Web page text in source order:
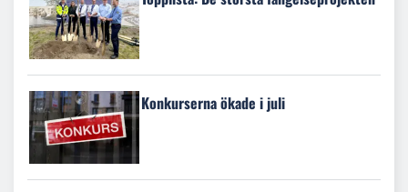
Konkurserna ökade i juli